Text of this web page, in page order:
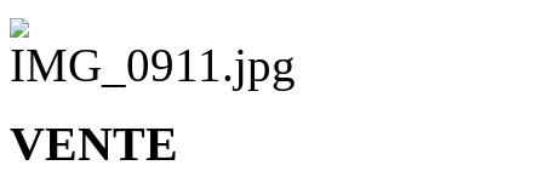
VENTE